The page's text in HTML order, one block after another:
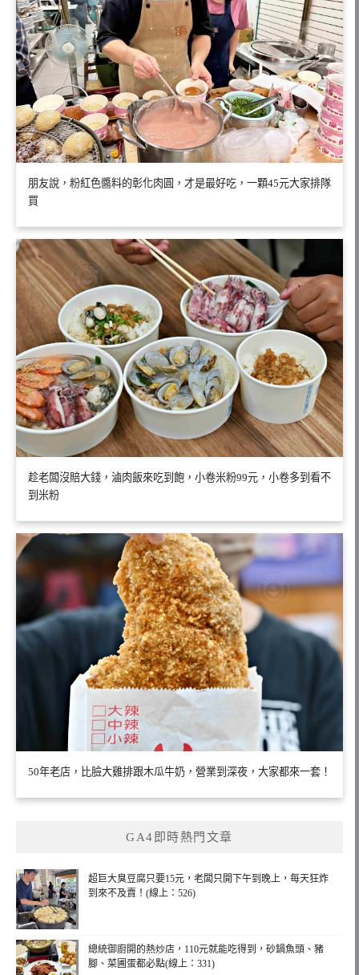
朋友說，粉紅色醬料的彰化肉圓，才是最好吃，一顆45元大家排隊
買
趁老闆沒賠大錢，滷肉飯來吃到飽，小卷米粉99元，小卷多到看不
到米粉
50年老店，比臉大雞排跟木瓜牛奶，營業到深夜，大家都來一套！
GA4即時熱門文章
超巨大臭豆腐只要15元，老闆只開下午到晚上，每天狂炸
到來不及賣！(線上：526)
總統御廚開的熱炒店，110元就能吃得到，砂鍋魚頭、豬
腳、菜圃蛋都必點(線上：331)